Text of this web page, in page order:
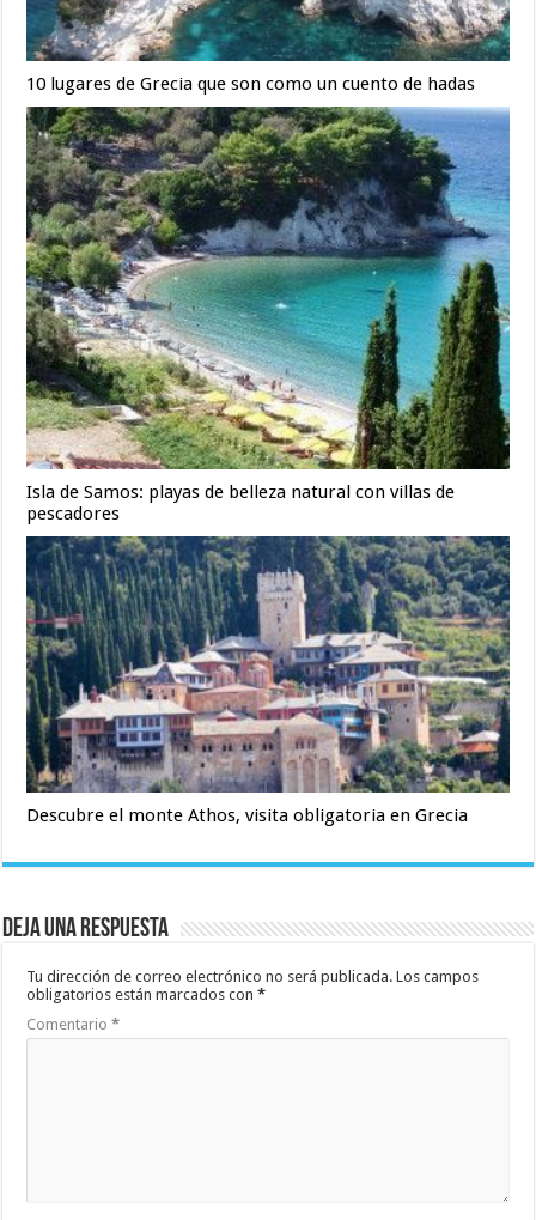
10 lugares de Grecia que son como un cuento de hadas
Isla de Samos: playas de belleza natural con villas de
pescadores
Descubre el monte Athos, visita obligatoria en Grecia
Deja una respuesta
Tu dirección de correo electrónico no será publicada. Los campos
obligatorios están marcados con*
Comentario*